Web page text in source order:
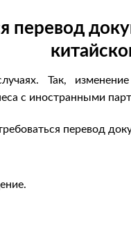
перевод
Так,
с иностранными
перевод